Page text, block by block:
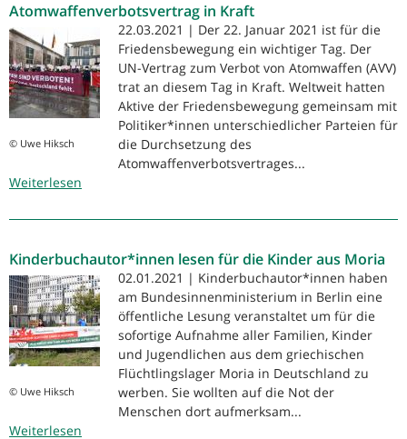
Atomwaffenverbotsvertrag in Kraft
© Uwe Hiksch
22.03.2021 | Der 22. Januar 2021 ist für die
Friedensbewegung ein wichtiger Tag. Der
UN-Vertrag zum Verbot von Atomwaffen (AVV)
trat an diesem Tag in Kraft. Weltweit hatten
Aktive der Friedensbewegung gemeinsam mit
Politiker*innen unterschiedlicher Parteien für
die Durchsetzung des
Atomwaffenverbotsvertrages...
Weiterlesen
in
Kinderbuchautor*innen lesen für die Kinder aus Moria
© Uwe Hiksch
02.01.2021 | Kinderbuchautor*innen haben
am Bundesinnenministerium in Berlin eine
öffentliche Lesung veranstaltet um für die
sofortige Aufnahme aller Familien, Kinder
und Jugendlichen aus dem griechischen
Flüchtlingslager Moria in Deutschland zu
werben. Sie wollten auf die Not der
Menschen dort aufmerksam...
Weiterlesen